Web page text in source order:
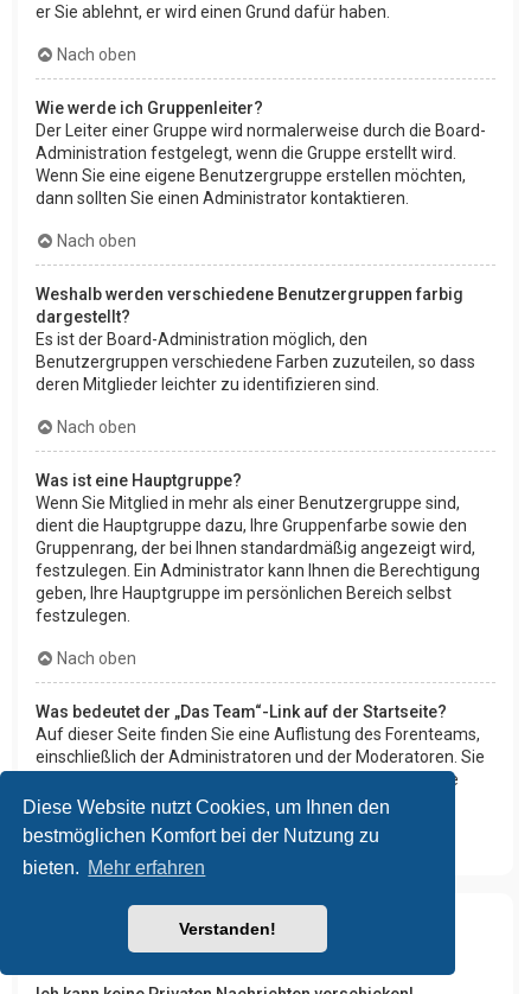
Diese Website nutzt Cookies, um Ihnen den
bestmöglichen Komfort bei der Nutzung zu
bieten. Mehr erfahren
Verstanden!
er Sie ablehnt, er wird einen Grund dafür haben.
Nach oben
Wie werde ich Gruppenleiter?
Der Leiter einer Gruppe wird normalerweise durch die Board-
Administration festgelegt, wenn die Gruppe erstellt wird.
Wenn Sie eine eigene Benutzergruppe erstellen möchten,
dann sollten Sie einen Administrator kontaktieren.
Nach oben
Weshalb werden verschiedene Benutzergruppen farbig
dargestellt?
Es ist der Board-Administration möglich, den
Benutzergruppen verschiedene Farben zuzuteilen, so dass
deren Mitglieder leichter zu identifizieren sind.
Nach oben
Was ist eine Hauptgruppe?
Wenn Sie Mitglied in mehr als einer Benutzergruppe sind,
dient die Hauptgruppe dazu, Ihre Gruppenfarbe sowie den
Gruppenrang, der bei Ihnen standardmäßig angezeigt wird,
festzulegen. Ein Administrator kann Ihnen die Berechtigung
geben, Ihre Hauptgruppe im persönlichen Bereich selbst
festzulegen.
Nach oben
Was bedeutet der „Das Team“-Link auf der Startseite?
Auf dieser Seite finden Sie eine Auflistung des Forenteams,
einschließlich der Administratoren und der Moderatoren. Sie
finden hier auch weitere Informationen wie die Foren, die
diese im Einzelnen moderieren.
Nach oben
Private Nachrichten